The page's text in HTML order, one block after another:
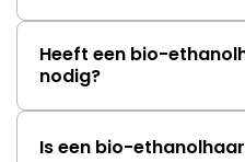
Heeft een bio-
nodig?
Is een bio-